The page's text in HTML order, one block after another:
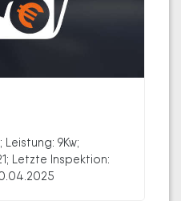
9Kw;
Letzte Inspektion: